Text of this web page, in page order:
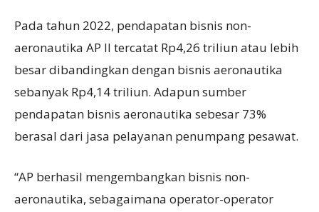
Pada tahun 2022, pendapatan bisnis non-
aeronautika AP II tercatat Rp4,26 triliun atau lebih
besar dibandingkan dengan bisnis aeronautika
sebanyak Rp4,14 triliun. Adapun sumber
pendapatan bisnis aeronautika sebesar 73%
berasal dari jasa pelayanan penumpang pesawat.
“AP berhasil mengembangkan bisnis non-
aeronautika, sebagaimana operator-operator